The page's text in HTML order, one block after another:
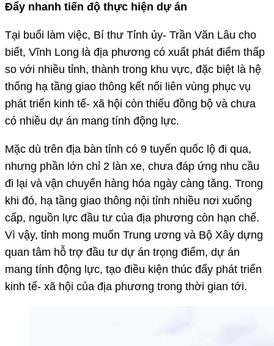
Đẩy nhanh tiến độ thực hiện dự án
Tại buổi làm việc, Bí thư Tỉnh ủy- Trần Văn Lâu cho
biết, Vĩnh Long là địa phương có xuất phát điểm thấp
so với nhiều tỉnh, thành trong khu vực, đặc biệt là hệ
thống hạ tầng giao thông kết nối liên vùng phục vụ
phát triển kinh tế- xã hội còn thiếu đồng bộ và chưa
có nhiều dự án mang tính động lực.
Mặc dù trên địa bàn tỉnh có 9 tuyến quốc lộ đi qua,
nhưng phần lớn chỉ 2 làn xe, chưa đáp ứng nhu cầu
đi lại và vận chuyển hàng hóa ngày càng tăng. Trong
khi đó, hạ tầng giao thông nội tỉnh nhiều nơi xuống
cấp, nguồn lực đầu tư của địa phương còn hạn chế.
Vì vậy, tỉnh mong muốn Trung ương và Bộ Xây dựng
quan tâm hỗ trợ đầu tư dự án trọng điểm, dự án
mang tính động lực, tạo điều kiện thúc đẩy phát triển
kinh tế- xã hội của địa phương trong thời gian tới.